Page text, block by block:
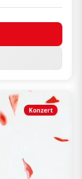
Konzert